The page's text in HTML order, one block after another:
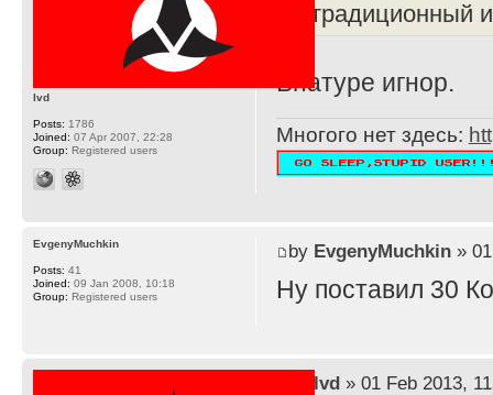
традиционный
Внатуре игнор.
Многого нет здесь:
lvd
Posts: 1786
Joined: 07 Apr 2007, 22:28
Group: Registered users
by EvgenyMuchkin» 01
Ну поставил 30
EvgenyMuchkin
Posts: 41
Joined: 09 Jan 2008, 10:18
Group: Registered users
lvd» 01 Feb 2013,